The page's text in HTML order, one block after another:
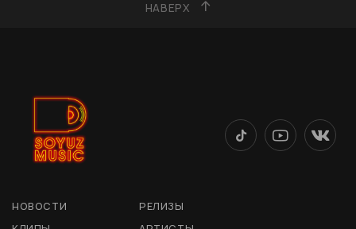
НАВЕРХ
НОВОСТИ
РЕЛИЗЫ